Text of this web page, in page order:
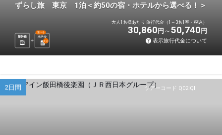
ずらし旅 東京 1泊＜約50の宿・ホテルから選べる！＞
新幹線 ホテル
選べる
1 泊
大人1名様あたり 旅行代金（1～3名1室・税込）
30,860 円 50,740 円
表示旅行代金について
ツアーコード Q02IQI
2日間